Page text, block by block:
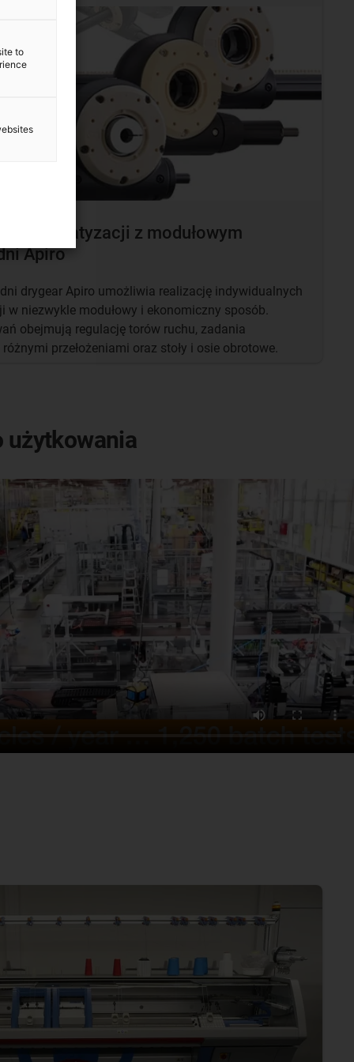
automatyzacji z modułowym
Apiro
drygear Apiro umożliwia realizację indywidualnych
niezwykle modułowy i ekonomiczny sposób.
obejmują regulację torów ruchu, zadania
przełożeniami oraz stoły i osie obrotowe.
użytkowania
to